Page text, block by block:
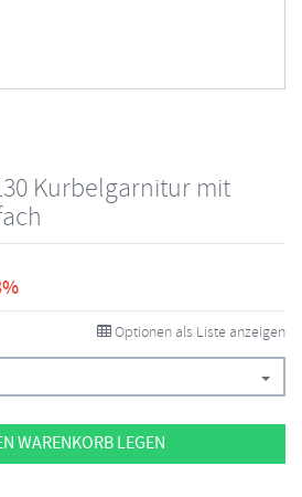
Kurbelgarnitur mit
Optionen als Liste anzeigen
WARENKORB LEGEN